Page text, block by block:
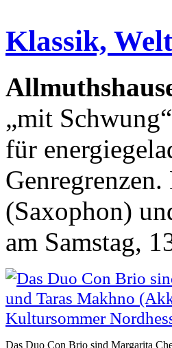
Klassik,
„mit
für
(Saxophon)
am Samstag,
Das Duo Con Brio sind Margarita